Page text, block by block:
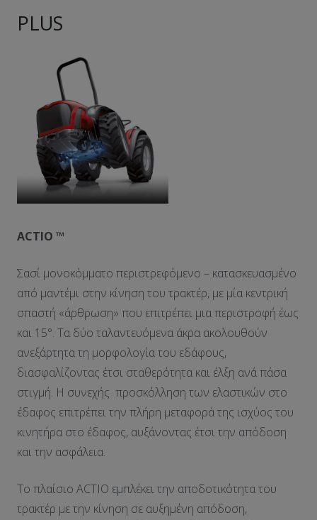
PLUS
ACTIO ™
Σασί μονοκόμματο περιστρεφόμενο – κατασκευασμένο
από μαντέμι στην κίνηση του τρακτέρ, με μία κεντρική
σπαστή «άρθρωση» που επιτρέπει μια περιστροφή έως
και 15°. Τα δύο ταλαντευόμενα άκρα ακολουθούν
ανεξάρτητα τη μορφολογία του εδάφους,
διασφαλίζοντας έτσι σταθερότητα και έλξη ανά πάσα
στιγμή. Η συνεχής προσκόλληση των ελαστικών στο
έδαφος επιτρέπει την πλήρη μεταφορά της ισχύος του
κινητήρα στο έδαφος, αυξάνοντας έτσι την απόδοση
και την ασφάλεια.
Το πλαίσιο ACTIO εμπλέκει την αποδοτικότητα του
τρακτέρ με την κίνηση σε αυξημένη απόδοση,